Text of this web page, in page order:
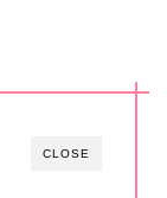
CLOSE